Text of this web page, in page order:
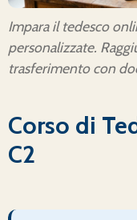
Impara il tedesco
personalizzate.
trasferimento con
Corso di
C2